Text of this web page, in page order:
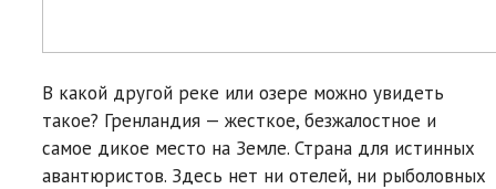
В какой другой реке или озере можно увидеть
такое? Гренландия — жесткое, безжалостное и
самое дикое место на Земле. Страна для истинных
авантюристов. Здесь нет ни отелей, ни рыболовных